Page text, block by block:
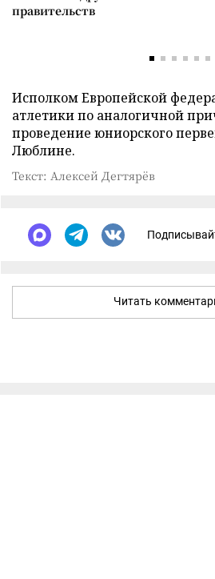
правительств
Исполком Европейской
атлетики по аналогичной
проведение юниорского
Люблине.
Текст: Алексей Дегтярёв
Читать